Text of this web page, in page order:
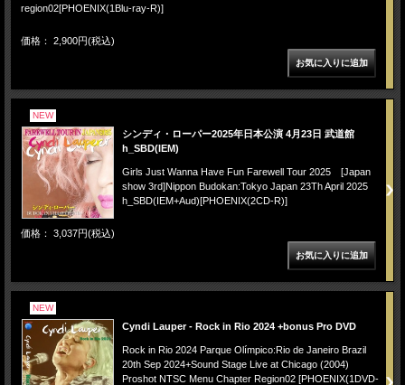
region02[PHOENIX(1Blu-ray-R)]
価格： 2,900円(税込)
NEW
シンディ・ローパー2025年日本公演 4月23日 武道館
h_SBD(IEM)
Girls Just Wanna Have Fun Farewell Tour 2025 [Japan
show 3rd]Nippon Budokan:Tokyo Japan 23Th April 2025
h_SBD(IEM+Aud)[PHOENIX(2CD-R)]
価格： 3,037円(税込)
NEW
Cyndi Lauper - Rock in Rio 2024 +bonus Pro DVD
Rock in Rio 2024 Parque Olímpico:Rio de Janeiro Brazil
20th Sep 2024+Sound Stage Live at Chicago (2004)
Proshot NTSC Menu Chapter Region02 [PHOENIX(1DVD-